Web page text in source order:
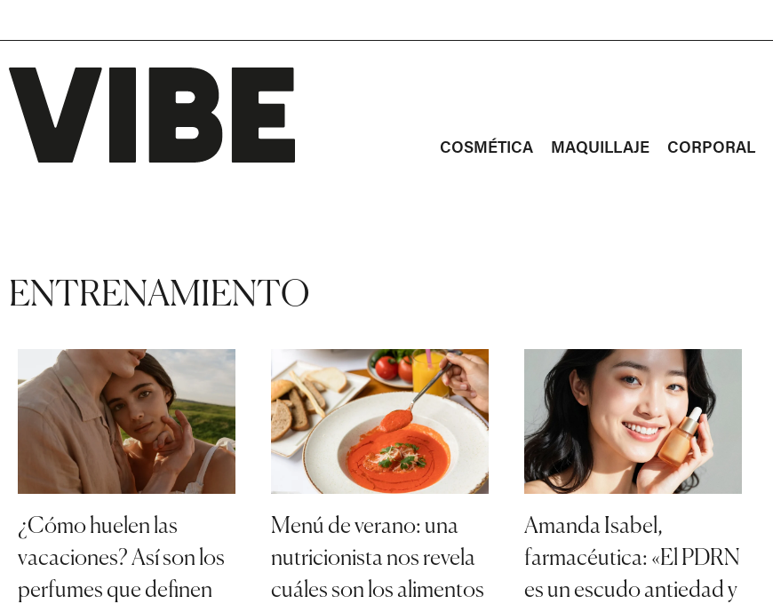
COSMÉTICA MAQUILLAJE CORPORAL
ENTRENAMIENTO
¿Cómo huelen las
vacaciones? Así son los
perfumes que definen
Menú de verano: una
nutricionista nos revela
cuáles son los alimentos
Amanda Isabel,
farmacéutica: «El PDRN
es un escudo antiedad y